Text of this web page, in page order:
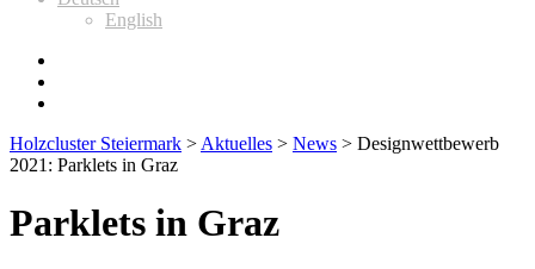
English
Holzcluster Steiermark > Aktuelles > News > Designwettbewerb
2021: Parklets in Graz
Parklets in Graz